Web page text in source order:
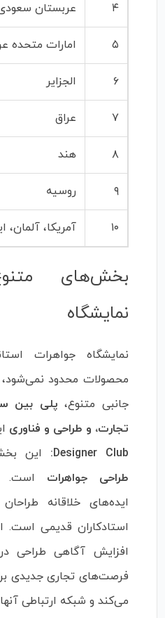
۴ عربستان
۵ امارات متحده
۶ الجزایر
۷ عراق
۸ هند
۹ روسیه
۱۰ آمریکا، آلمان،
بخش‌های
نمایشگاه
نمایشگاه جواهرات
محصولات محدود
جانبی متنوع، پلی بین
تجارت، و طراحی و فناوری
Designer Club:
این
طراحی جواهرات است.
ایده‌های خلاقانه
استادکاران قدیمی است.
افزایش آگاهی طراحی
فرصت‌های تجاری جدیدی
می‌کند و شبکه ارتباطی